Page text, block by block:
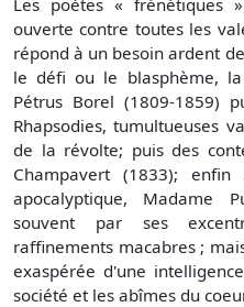
ouverte contre toutes les
répond à un besoin ardent
le défi ou le blasphème,
Pétrus Borel (1809-1859)
Rhapsodies, tumultueuses
de la révolte; puis des
Champavert (1833);
apocalyptique, Madame
souvent par ses
raffinements macabres ;
exaspérée d'une
société et les abîmes du